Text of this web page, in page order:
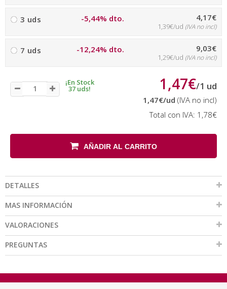
3 uds -5,44% dto. 4,17€
1,39€/ud (IVA no incl)
7 uds -12,24% dto. 9,03€
1,29€/ud (IVA no incl)
¡En Stock
37 uds! 1,47€/1 ud
1,47€/ud (IVA no incl)
Total con IVA: 1,78€
AÑADIR AL CARRITO
DETALLES
MAS INFORMACIÓN
VALORACIONES
PREGUNTAS